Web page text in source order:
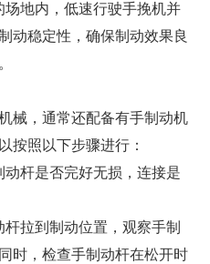
地内，低速行驶手挽机并
动稳定性，确保制动效果良
械，通常还配备有手制动机
按照以下步骤进行：
杆是否完好无损，连接是
拉到制动位置，观察手制
时，检查手制动杆在松开时